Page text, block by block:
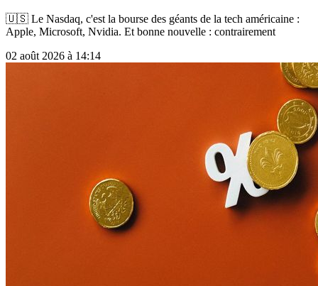
🇺🇸 Le Nasdaq, c'est la bourse des géants de la tech américaine :
Apple, Microsoft, Nvidia. Et bonne nouvelle : contrairement
02 août 2026 à 14:14